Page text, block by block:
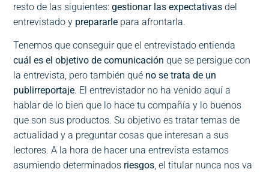
resto de las siguientes:gestionar las expectativas del
entrevistado y prepararle para afrontarla.
Tenemos que conseguir que el entrevistado entienda
cuál es el objetivo de comunicación que se persigue con
la entrevista, pero también qué no se trata de un
publirreportaje. El entrevistador no ha venido aquí a
hablar de lo bien que lo hace tu compañía y lo buenos
que son sus productos. Su objetivo es tratar temas de
actualidad y a preguntar cosas que interesan a sus
lectores. A la hora de hacer una entrevista estamos
asumiendo determinados riesgos, el titular nunca nos va